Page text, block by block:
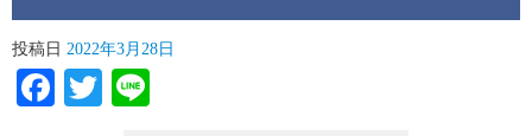
投稿日 2022年3月28日
Facebook
Twitter